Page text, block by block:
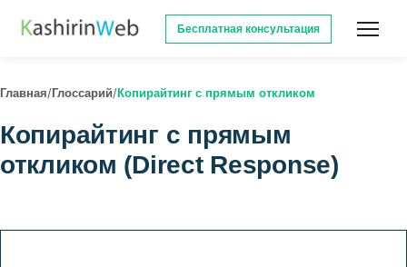
Бесплатная консультация
Главная/Глоссарий/Копирайтинг с прямым откликом
Копирайтинг с прямым
откликом (Direct Response)